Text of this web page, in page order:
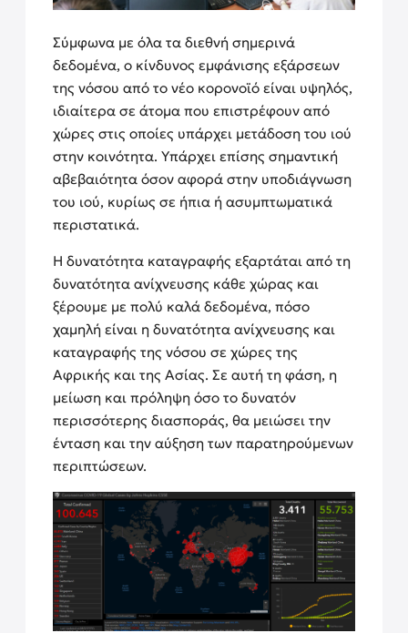
Σύμφωνα με όλα τα διεθνή σημερινά
δεδομένα, ο κίνδυνος εμφάνισης εξάρσεων
της νόσου από το νέο κορονοϊό είναι υψηλός,
ιδιαίτερα σε άτομα που επιστρέφουν από
χώρες στις οποίες υπάρχει μετάδοση του ιού
στην κοινότητα. Υπάρχει επίσης σημαντική
αβεβαιότητα όσον αφορά στην υποδιάγνωση
του ιού, κυρίως σε ήπια ή ασυμπτωματικά
περιστατικά.
Η δυνατότητα καταγραφής εξαρτάται από τη
δυνατότητα ανίχνευσης κάθε χώρας και
ξέρουμε με πολύ καλά δεδομένα, πόσο
χαμηλή είναι η δυνατότητα ανίχνευσης και
καταγραφής της νόσου σε χώρες της
Αφρικής και της Ασίας. Σε αυτή τη φάση, η
μείωση και πρόληψη όσο το δυνατόν
περισσότερης διασποράς, θα μειώσει την
ένταση και την αύξηση των παρατηρούμενων
περιπτώσεων.